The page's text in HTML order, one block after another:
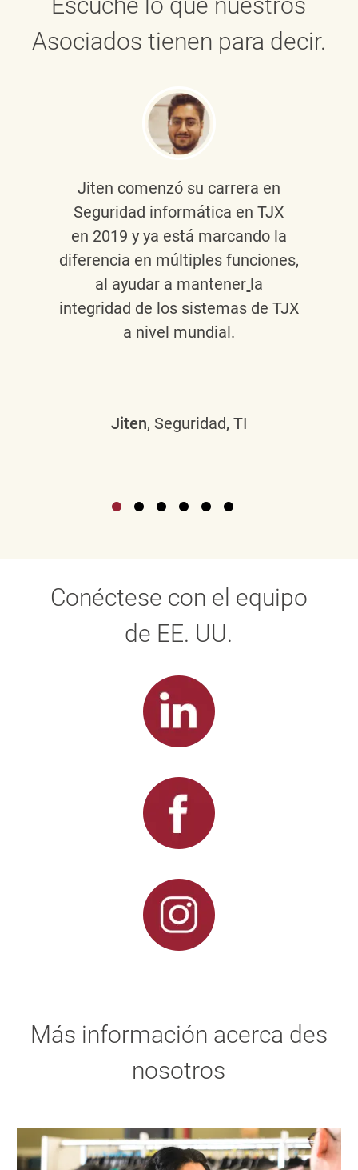
Asociados tienen para decir.
Jiten comenzó su carrera en
Seguridad informática en TJX
en 2019 y ya está marcando la
diferencia en múltiples funciones,
al ayudar a mantener la
integridad de los sistemas de TJX
a nivel mundial.
Jiten, Seguridad, TI
Conéctese con el equipo
de EE. UU.
Más información acerca des
nosotros